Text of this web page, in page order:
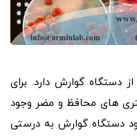
گوارش دارد. برای
های محافظ و مضر وجود
دستگاه گوارش به درستی